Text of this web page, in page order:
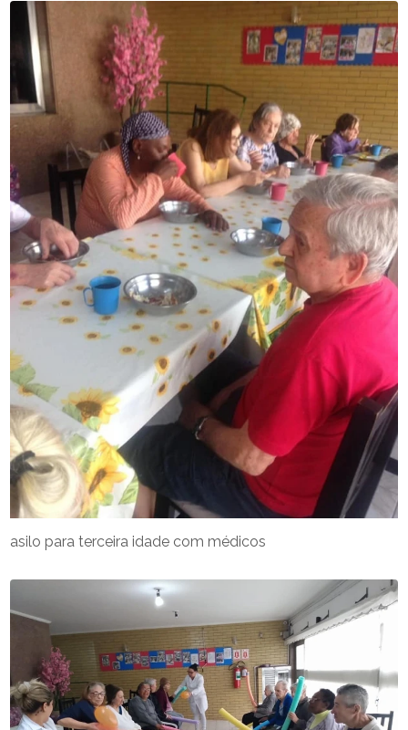
asilo para terceira idade com médicos